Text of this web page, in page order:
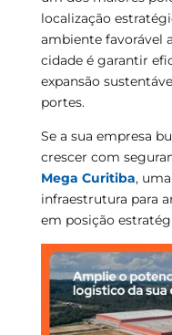
localização
ambiente favorável
cidade é garantir
expansão
portes.
Se a sua empresa
crescer com
Mega Curitiba,
infraestrutura para
em posição